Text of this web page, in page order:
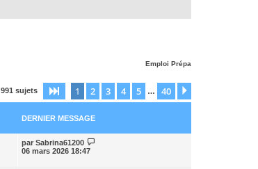
Emploi Prépa
991 sujets Page sur40
1 2 3 4 5 … 40
DERNIER MESSAGE
par Sabrina61200
06 mars 2026 18:47